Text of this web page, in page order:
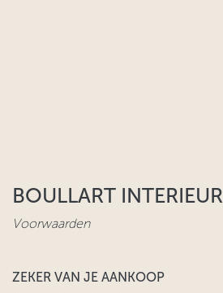
BOULLART INTERIEUR
Voorwaarden
ZEKER VAN JE AANKOOP